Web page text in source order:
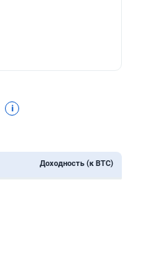
i
Доходность (к BTC)